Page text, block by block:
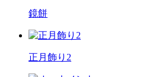
鏡餅
正月飾り2